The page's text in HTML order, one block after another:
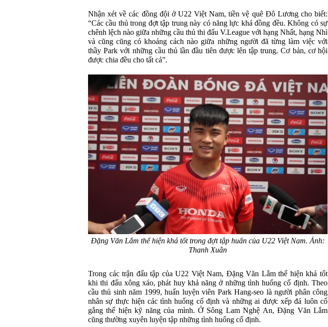
Nhận xét về các đồng đội ở U22 Việt Nam, tiền vệ quê Đô Lương cho biết:
“Các cầu thủ trong đợt tập trung này có năng lực khá đồng đều. Không có sự
chênh lệch nào giữa những cầu thủ thi đấu V.League với hạng Nhất, hạng Nhì
và cũng cũng có khoảng cách nào giữa những người đã từng làm việc với
thầy Park với những cầu thủ lần đầu tiên được lên tập trung. Cơ bản, cơ hội
được chia đều cho tất cả”.
Đặng Văn Lắm thể hiện khá tốt trong đợt tập huấn của U22 Việt Nam. Ảnh:
Thanh Xuân
Trong các trận đấu tập của U22 Việt Nam, Đặng Văn Lắm thể hiện khá tốt
khi thi đấu xông xáo, phát huy khả năng ở những tình huống cố định. Theo
cầu thủ sinh năm 1999, huấn luyện viên Park Hang-seo là người phân công
nhân sự thực hiện các tình huống cố định và những ai được xếp đá luôn cố
gắng thể hiện kỹ năng của mình. Ở Sông Lam Nghệ An, Đặng Văn Lắm
cũng thường xuyên luyện tập những tình huống cố định.